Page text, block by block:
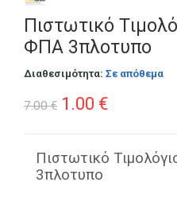
Πιστωτικό
ΦΠΑ 3πλοτυπο
Διαθεσιμότητα:Σε απόθεμα
7.00€ Original
was:
7.00 €.
1.00 €Η
τιμή
Πιστωτικό
3πλοτυπο